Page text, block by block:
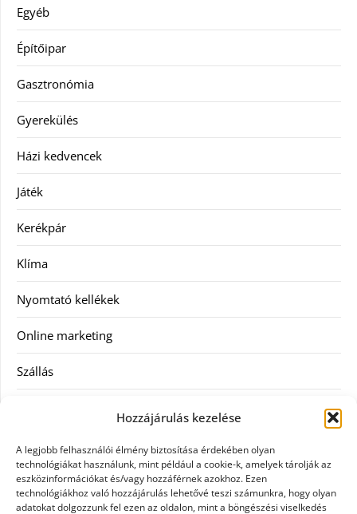
Hozzájárulás kezelése
A legjobb felhasználói élmény biztosítása érdekében olyan
technológiákat használunk, mint például a cookie-k, amelyek tárolják az
eszközinformációkat és/vagy hozzáférnek azokhoz. Ezen
technológiákhoz való hozzájárulás lehetővé teszi számunkra, hogy olyan
adatokat dolgozzunk fel ezen az oldalon, mint a böngészési viselkedés
Egyéb
Építőipar
Gasztronómia
Gyerekülés
Házi kedvencek
Játék
Kerékpár
Klíma
Nyomtató kellékek
Online marketing
Szállás
Szellőztető
Szolgáltatás